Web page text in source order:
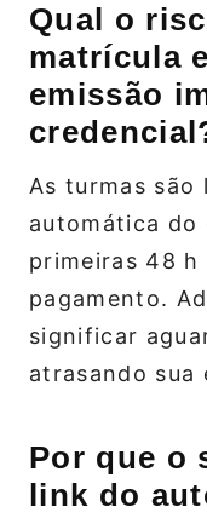
Qual o
matrícula
emissão
As turmas são
automática
primeiras 48 h
pagamento.
significar
atrasando sua
Por que o
link do